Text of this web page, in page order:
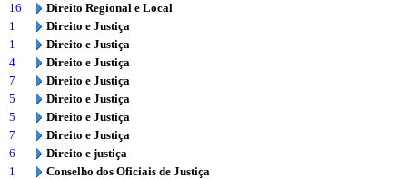
16
Direito Regional e Local
1
Direito e Justiça
1
Direito e Justiça
4
Direito e Justiça
7
Direito e Justiça
5
Direito e Justiça
5
Direito e Justiça
7
Direito e Justiça
6
Direito e justiça
1
Conselho dos Oficiais de Justiça